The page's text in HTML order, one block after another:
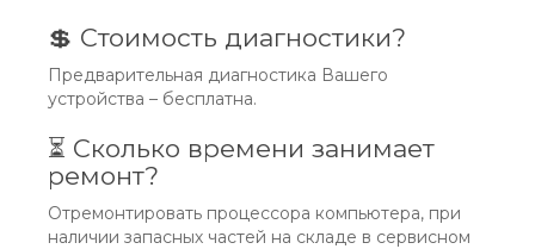
💲 Стоимость диагностики?
Предварительная диагностика Вашего
устройства – бесплатна.
⏳ Сколько времени занимает
ремонт?
Отремонтировать процессора компьютера, при
наличии запасных частей на складе в сервисном